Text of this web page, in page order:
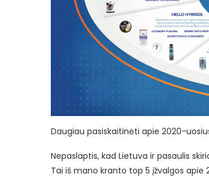
Daugiau pasiskaitinėti apie 2020-
Nepaslaptis, kad Lietuva ir pasaulis
Tai iš mano kranto top 5 įžvalgos apie